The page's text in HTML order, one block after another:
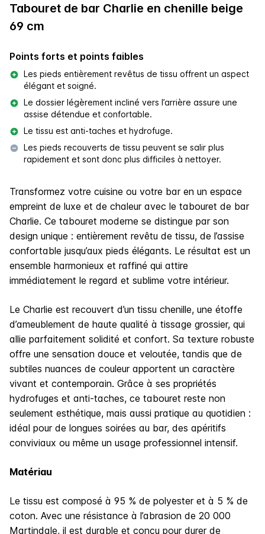
Tabouret de bar Charlie en chenille beige
69 cm
Points forts et points faibles
Les pieds entièrement revêtus de tissu offrent un aspect
élégant et soigné.
Le dossier légèrement incliné vers l’arrière assure une
assise détendue et confortable.
Le tissu est anti-taches et hydrofuge.
Les pieds recouverts de tissu peuvent se salir plus
rapidement et sont donc plus difficiles à nettoyer.
Transformez votre cuisine ou votre bar en un espace
empreint de luxe et de chaleur avec le tabouret de bar
Charlie. Ce tabouret moderne se distingue par son
design unique : entièrement revêtu de tissu, de l’assise
confortable jusqu’aux pieds élégants. Le résultat est un
ensemble harmonieux et raffiné qui attire
immédiatement le regard et sublime votre intérieur.
Le Charlie est recouvert d’un tissu chenille, une étoffe
d’ameublement de haute qualité à tissage grossier, qui
allie parfaitement solidité et confort. Sa texture robuste
offre une sensation douce et veloutée, tandis que de
subtiles nuances de couleur apportent un caractère
vivant et contemporain. Grâce à ses propriétés
hydrofuges et anti-taches, ce tabouret reste non
seulement esthétique, mais aussi pratique au quotidien :
idéal pour de longues soirées au bar, des apéritifs
conviviaux ou même un usage professionnel intensif.
Matériau
Le tissu est composé à 95 % de polyester et à 5 % de
coton. Avec une résistance à l’abrasion de 20 000
Martindale, il est durable et conçu pour durer de